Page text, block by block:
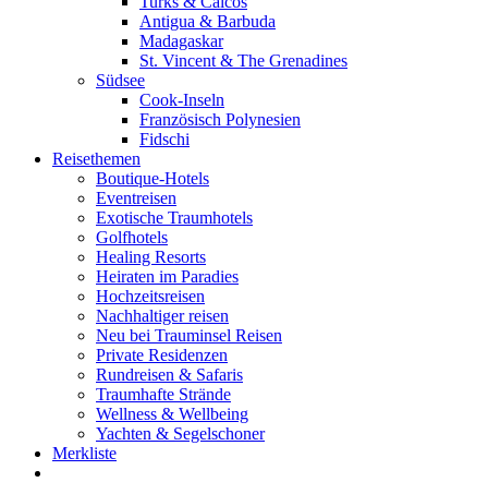
Antigua & Barbuda
Madagaskar
St. Vincent & The Grenadines
Südsee
Cook-Inseln
Französisch Polynesien
Fidschi
Reisethemen
Boutique-Hotels
Eventreisen
Exotische Traumhotels
Golfhotels
Healing Resorts
Heiraten im Paradies
Hochzeitsreisen
Nachhaltiger reisen
Neu bei Trauminsel Reisen
Private Residenzen
Rundreisen & Safaris
Traumhafte Strände
Wellness & Wellbeing
Yachten & Segelschoner
Merkliste